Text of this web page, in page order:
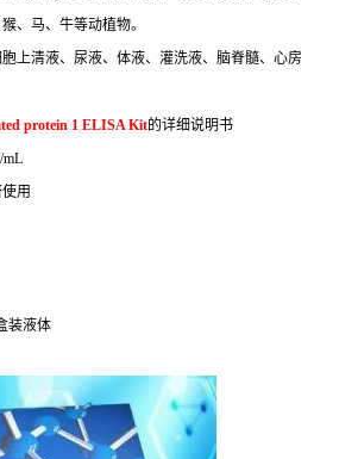
、马、牛等动植物。
上清液、尿液、体液、灌洗液、脑脊髓、心房
protein 1 ELISA Kit的详细说明书
mL
用
装液体